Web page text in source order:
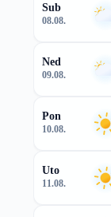
Sub
08.08.
Ned
09.08.
Pon
10.08.
Uto
11.08.